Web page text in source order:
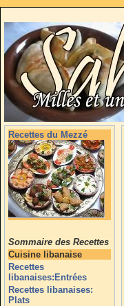
Recettes du Mezzé
Sommaire des Recettes
Cuisine libanaise
Recettes
libanaises:Entrées
Recettes libanaises:
Plats